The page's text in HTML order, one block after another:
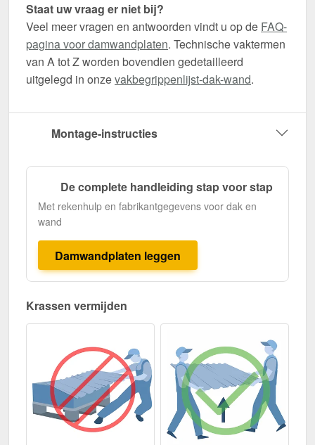
Staat uw vraag er niet bij?
Veel meer vragen en antwoorden vindt u op de FAQ-
pagina voor damwandplaten. Technische vaktermen
van A tot Z worden bovendien gedetailleerd
uitgelegd in onzevakbegrippenlijst-dak-wand.
Montage-instructies
De complete handleiding stap voor stap
Met rekenhulp en fabrikantgegevens voor dak en
wand
Damwandplaten leggen
Krassen vermijden